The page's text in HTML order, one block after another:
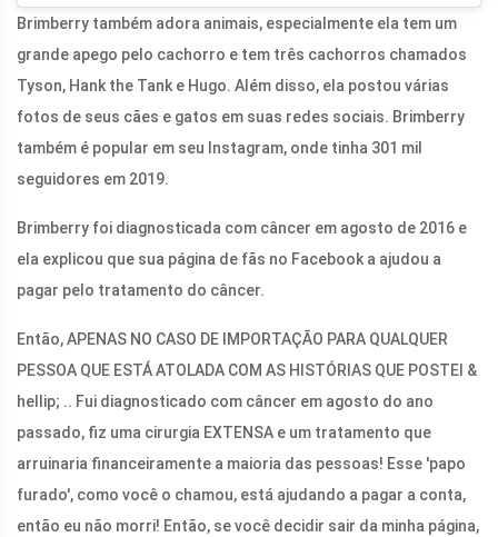
Brimberry também adora animais, especialmente ela tem um
grande apego pelo cachorro e tem três cachorros chamados
Tyson, Hank the Tank e Hugo. Além disso, ela postou várias
fotos de seus cães e gatos em suas redes sociais. Brimberry
também é popular em seu Instagram, onde tinha 301 mil
seguidores em 2019.
Brimberry foi diagnosticada com câncer em agosto de 2016 e
ela explicou que sua página de fãs no Facebook a ajudou a
pagar pelo tratamento do câncer.
Então, APENAS NO CASO DE IMPORTAÇÃO PARA QUALQUER
PESSOA QUE ESTÁ ATOLADA COM AS HISTÓRIAS QUE POSTEI &
hellip; .. Fui diagnosticado com câncer em agosto do ano
passado, fiz uma cirurgia EXTENSA e um tratamento que
arruinaria financeiramente a maioria das pessoas! Esse 'papo
furado', como você o chamou, está ajudando a pagar a conta,
então eu não morri! Então, se você decidir sair da minha página,